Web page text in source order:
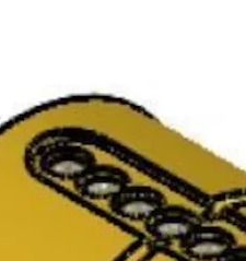
9240027AB04 Enk.pk.
Overflate: FKR
Type sylinder:
System